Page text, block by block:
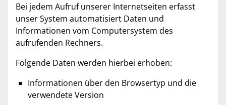
Bei jedem Aufruf unserer Internetseiten erfasst
unser System automatisiert Daten und
Informationen vom Computersystem des
aufrufenden Rechners.
Folgende Daten werden hierbei erhoben:
Informationen über den Browsertyp und die
verwendete Version